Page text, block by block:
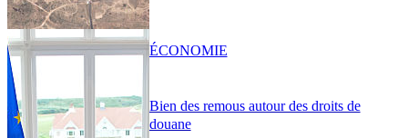
Bien des remous autour des droits de
douane
ÉCONOMIE